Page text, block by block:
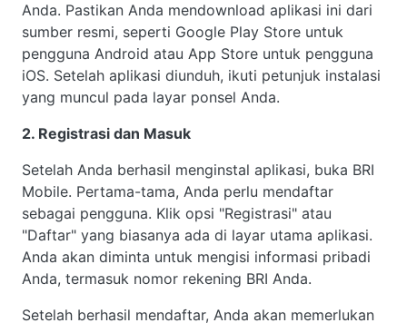
Anda. Pastikan Anda mendownload aplikasi ini dari
sumber resmi, seperti Google Play Store untuk
pengguna Android atau App Store untuk pengguna
iOS. Setelah aplikasi diunduh, ikuti petunjuk instalasi
yang muncul pada layar ponsel Anda.
2. Registrasi dan Masuk
Setelah Anda berhasil menginstal aplikasi, buka BRI
Mobile. Pertama-tama, Anda perlu mendaftar
sebagai pengguna. Klik opsi "Registrasi" atau
"Daftar" yang biasanya ada di layar utama aplikasi.
Anda akan diminta untuk mengisi informasi pribadi
Anda, termasuk nomor rekening BRI Anda.
Setelah berhasil mendaftar, Anda akan memerlukan